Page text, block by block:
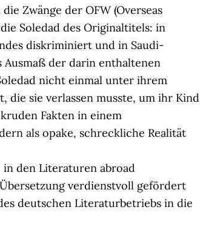
Zwänge der OFW (Overseas
Soledad des Originaltitels: in
diskriminiert und in Saudi-
Ausmaß der darin enthaltenen
nicht einmal unter ihrem
die sie verlassen musste, um ihr Kind
Fakten in einem
als opake, schreckliche Realität
den Literaturen abroad
verdienstvoll gefördert
deutschen Literaturbetriebs in die